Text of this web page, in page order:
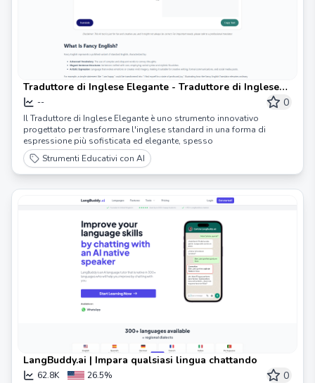
Traduttore di Inglese Elegante - Traduttore di Inglese
Elegante
-- 0
Il Traduttore di Inglese Elegante è uno strumento innovativo
progettato per trasformare l'inglese standard in una forma di
espressione più sofisticata ed elegante, spesso
Strumenti Educativi con AI
LangBuddy.ai | Impara qualsiasi lingua chattando
62.8K 26.5% 0